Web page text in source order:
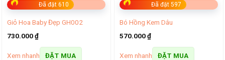
Đã đặt 610
Giỏ Hoa Baby Đẹp GH002
730.000₫
Xem nhanh ĐẶT MUA
Đã đặt 597
Bó Hồng Kem Dâu
570.000₫
Xem nhanh ĐẶT MUA